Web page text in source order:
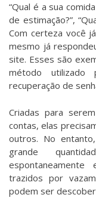
“Qual é a sua
de estimação?”,
Com certeza você
mesmo já
site. Esses são
método
recuperação de
Criadas para
contas, elas
outros. No
grande
trazidos por
podem ser